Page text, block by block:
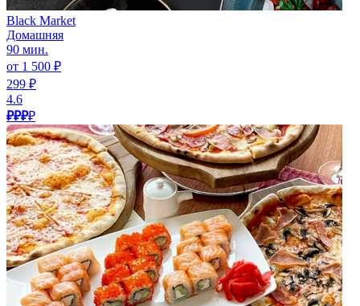
Black Market
Домашняя
90 мин.
от 1 500 ₽
299 ₽
4.6
₽₽₽₽